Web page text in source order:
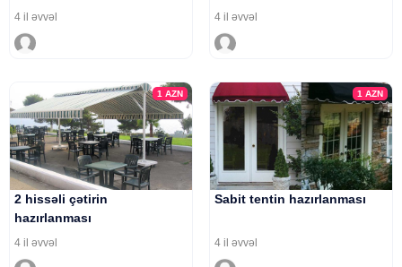
4 il əvvəl 4 il əvvəl
1AZN
2 hissəli çətirin
hazırlanması
4 il əvvəl
1 AZN
Sabit tentin hazırlanması
4 il əvvəl